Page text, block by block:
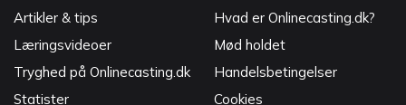
Artikler & tips
Læringsvideoer
Tryghed på Onlinecasting.dk
Statister
Hvad er Onlinecasting.dk?
Mød holdet
Handelsbetingelser
Cookies